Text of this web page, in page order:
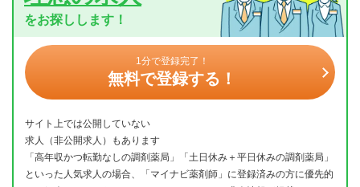
をお探しします！
1分で登録完了！
無料で登録する！
サイト上では公開していない
求人（非公開求人）もあります
「高年収かつ転勤なしの調剤薬局」「土日休み＋平日休みの調剤薬局」
といった人気求人の場合、「マイナビ薬剤師」に登録済みの方に優先的